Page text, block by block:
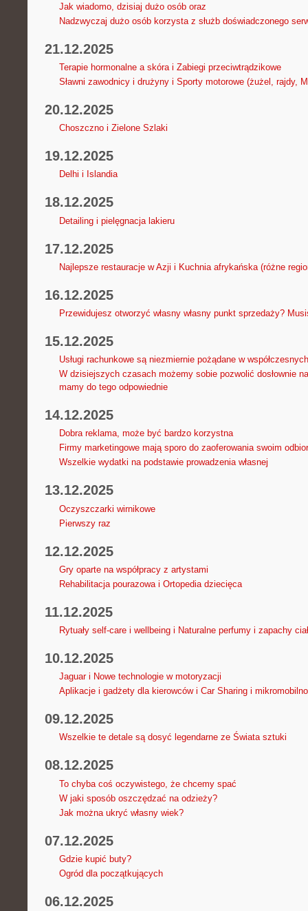
Jak wiadomo, dzisiaj dużo osób oraz
Nadzwyczaj dużo osób korzysta z służb doświadczonego
21.12.2025
Terapie hormonalne a skóra i Zabiegi przeciwtrądzikowe
Sławni zawodnicy i drużyny i Sporty motorowe (żużel, rajdy,
20.12.2025
Choszczno i Zielone Szlaki
19.12.2025
Delhi i Islandia
18.12.2025
Detailing i pielęgnacja lakieru
17.12.2025
Najlepsze restauracje w Azji i Kuchnia afrykańska (różne
16.12.2025
Przewidujesz otworzyć własny własny punkt sprzedaży?
15.12.2025
Usługi rachunkowe są niezmiernie pożądane w współczesnych
W dzisiejszych czasach możemy sobie pozwolić dosłownie
mamy do tego odpowiednie
14.12.2025
Dobra reklama, może być bardzo korzystna
Firmy marketingowe mają sporo do zaoferowania swoim
Wszelkie wydatki na podstawie prowadzenia własnej
13.12.2025
Oczyszczarki wirnikowe
Pierwszy raz
12.12.2025
Gry oparte na współpracy z artystami
Rehabilitacja pourazowa i Ortopedia dziecięca
11.12.2025
Rytuały self-care i wellbeing i Naturalne perfumy i zapachy
10.12.2025
Jaguar i Nowe technologie w motoryzacji
Aplikacje i gadżety dla kierowców i Car Sharing i
09.12.2025
Wszelkie te detale są dosyć legendarne ze Świata sztuki
08.12.2025
To chyba coś oczywistego, że chcemy spać
W jaki sposób oszczędzać na odzieży?
Jak można ukryć własny wiek?
07.12.2025
Gdzie kupić buty?
Ogród dla początkujących
06.12.2025